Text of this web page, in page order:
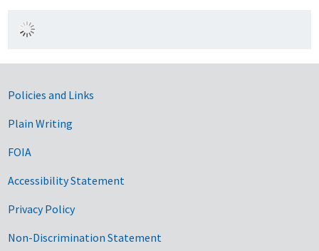
Government Links
Policies and Links
Plain Writing
FOIA
Accessibility Statement
Privacy Policy
Non-Discrimination Statement